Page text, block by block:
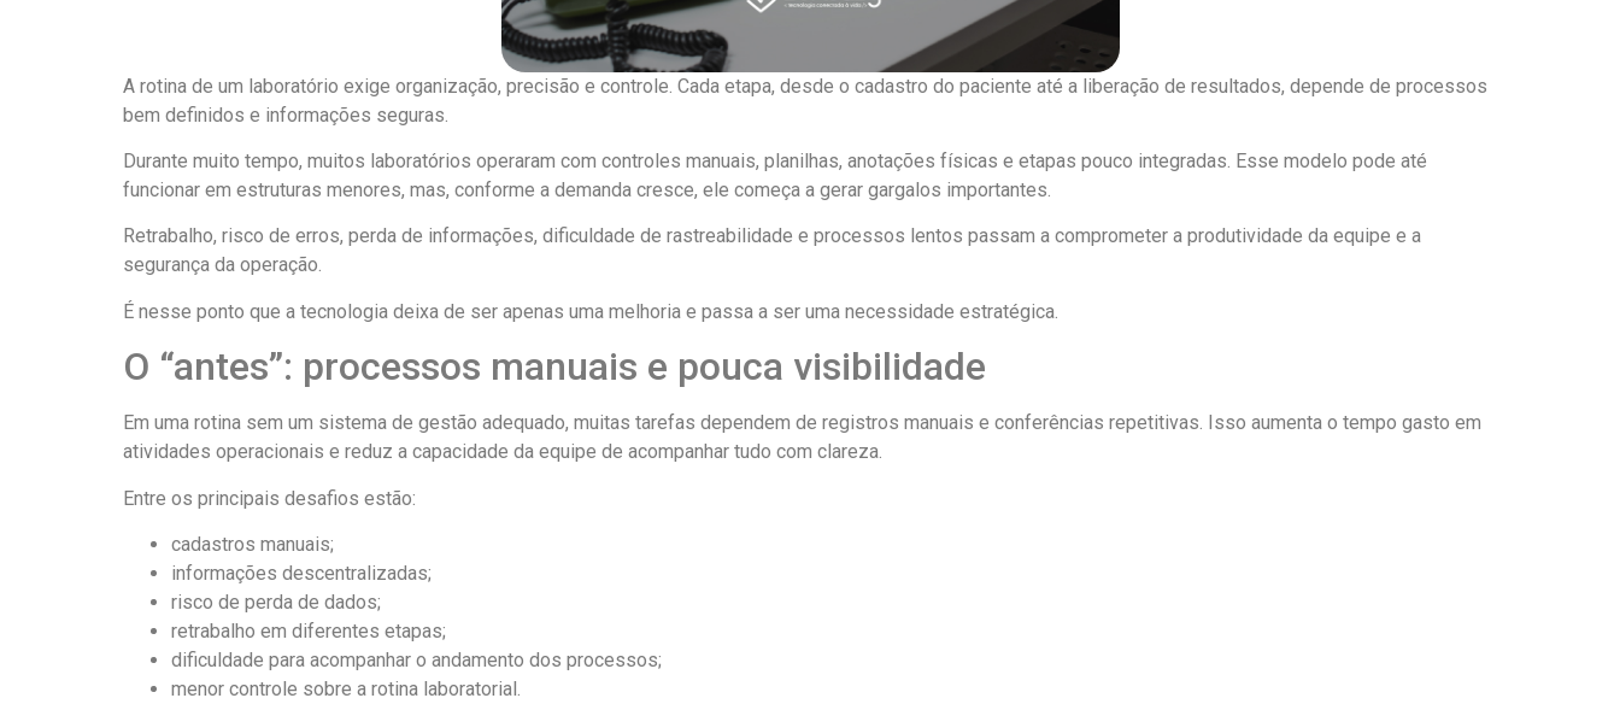
A rotina de um laboratório exige organização, precisão e controle. Cada etapa, desde o cadastro do paciente até a liberação de resultados, depende de processos
bem definidos e informações seguras.
Durante muito tempo, muitos laboratórios operaram com controles manuais, planilhas, anotações físicas e etapas pouco integradas. Esse modelo pode até
funcionar em estruturas menores, mas, conforme a demanda cresce, ele começa a gerar gargalos importantes.
Retrabalho, risco de erros, perda de informações, dificuldade de rastreabilidade e processos lentos passam a comprometer a produtividade da equipe e a
segurança da operação.
É nesse ponto que a tecnologia deixa de ser apenas uma melhoria e passa a ser uma necessidade estratégica.
O “antes”: processos manuais e pouca visibilidade
Em uma rotina sem um sistema de gestão adequado, muitas tarefas dependem de registros manuais e conferências repetitivas. Isso aumenta o tempo gasto em
atividades operacionais e reduz a capacidade da equipe de acompanhar tudo com clareza.
Entre os principais desafios estão:
cadastros manuais;
informações descentralizadas;
risco de perda de dados;
retrabalho em diferentes etapas;
dificuldade para acompanhar o andamento dos processos;
menor controle sobre a rotina laboratorial.